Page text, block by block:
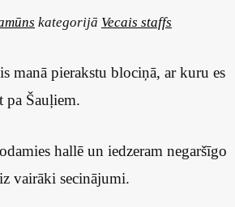
kategorijā Vecais staffs
manā pierakstu blociņā, ar kuru es
pa Šauļiem.
hallē un iedzeram negaršīgo
vairāki secinājumi.